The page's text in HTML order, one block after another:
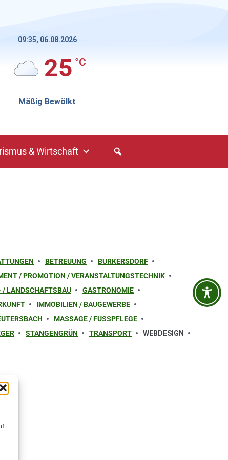
09:35, 06.08.2026
25 °C
Mäßig Bewölkt
& Wirtschaft
BETREUUNG
BURKERSDORF
/ PROMOTION / VERANSTALTUNGSTECHNIK
/ LANDSCHAFTSBAU
GASTRONOMIE
IMMOBILIEN / BAUGEWERBE
MASSAGE / FUSSPFLEGE
STANGENGRÜN TRANSPORT
WEBDESIGN